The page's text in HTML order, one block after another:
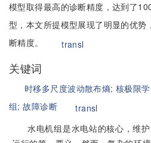
模型取得最高的诊断精度，达到了
型，本文所提模型展现了明显的优势
断精度。
transl
关键词
时移多尺度波动散布熵;核极限
组;故障诊断
transl
水电机组是水电站的核心，维